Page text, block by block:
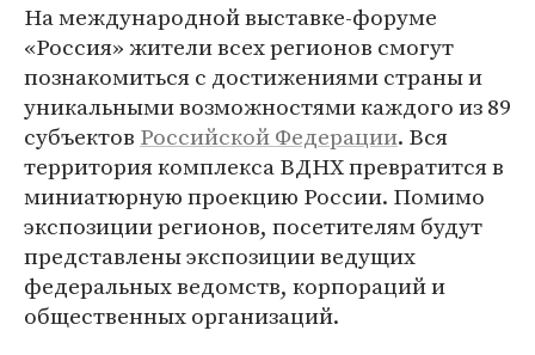
На международной выставке-форуме
«Россия» жители всех регионов смогут
познакомиться с достижениями страны и
уникальными возможностями каждого из 89
субъектов Российской Федерации. Вся
территория комплекса ВДНХ превратится в
миниатюрную проекцию России. Помимо
экспозиции регионов, посетителям будут
представлены экспозиции ведущих
федеральных ведомств, корпораций и
общественных организаций.